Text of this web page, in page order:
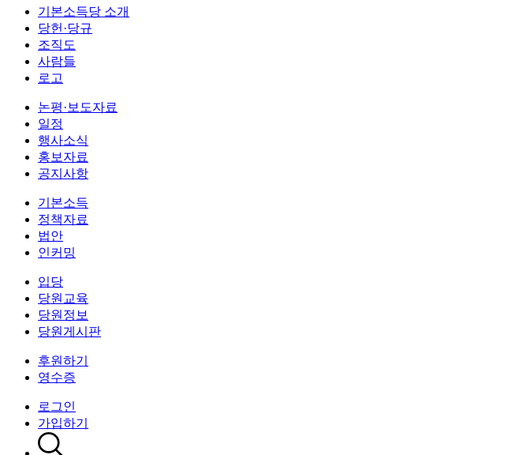
기본소득당 소개
당헌·당규
조직도
사람들
로고
논평·보도자료
일정
행사소식
홍보자료
공지사항
기본소득
정책자료
법안
인커밍
입당
당원교육
당원정보
당원게시판
후원하기
영수증
로그인
가입하기